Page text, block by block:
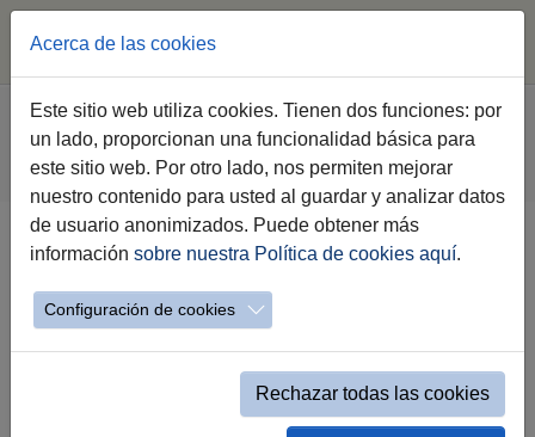
Saltar al contenido principal
Estás aquí:
Jerez.es Webs Municipales
Voluntariado
Haz Voluntariado
Catálogo de voluntariado
Evento simple Catálogo Voluntariado
Cáritas Diocesana de Asidonia-
Jerez
Acerca de las cookies
Este sitio web utiliza cookies. Tienen dos funciones: por
un lado, proporcionan una funcionalidad básica para
este sitio web. Por otro lado, nos permiten mejorar
nuestro contenido para usted al guardar y analizar datos
de usuario anonimizados. Puede obtener más
información sobre nuestra Política de cookies aquí.
Configuración de cookies
Rechazar todas las cookies